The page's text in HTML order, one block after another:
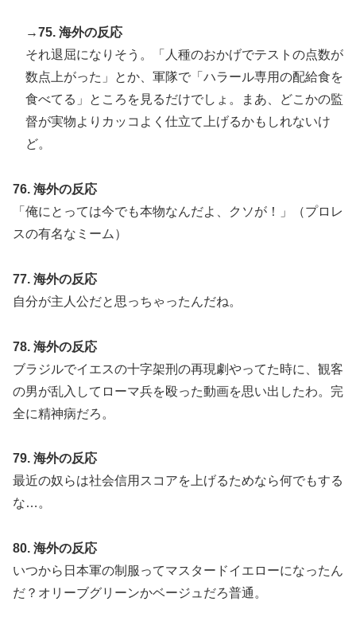
→75. 海外の反応
それ退屈になりそう。「人種のおかげでテストの点数が
数点上がった」とか、軍隊で「ハラール専用の配給食を
食べてる」ところを見るだけでしょ。まあ、どこかの監
督が実物よりカッコよく仕立て上げるかもしれないけ
ど。
76. 海外の反応
「俺にとっては今でも本物なんだよ、クソが！」（プロレ
スの有名なミーム）
77. 海外の反応
自分が主人公だと思っちゃったんだね。
78. 海外の反応
ブラジルでイエスの十字架刑の再現劇やってた時に、観客
の男が乱入してローマ兵を殴った動画を思い出したわ。完
全に精神病だろ。
79. 海外の反応
最近の奴らは社会信用スコアを上げるためなら何でもする
な…。
80. 海外の反応
いつから日本軍の制服ってマスタードイエローになったん
だ？オリーブグリーンかベージュだろ普通。